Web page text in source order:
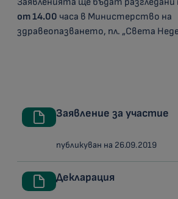
Заявленията ще бъдат разгледани
от 14.00 часа в Министерство на
здравеопазването, пл. „Света
Заявление за участие
публикуван на 26.09.2019
Декларация